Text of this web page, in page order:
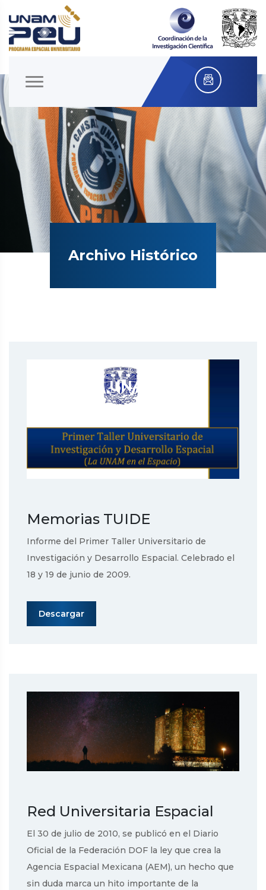
Archivo Histórico
UNAM
Memorias TUIDE
Informe del Primer Taller Universitario de
Investigación y Desarrollo Espacial. Celebrado el
18 y 19 de junio de 2009.
Descargar
Red Universitaria Espacial
El 30 de julio de 2010, se publicó en el Diario
Oficial de la Federación DOF la ley que crea la
Agencia Espacial Mexicana (AEM), un hecho que
sin duda marca un hito importante de la